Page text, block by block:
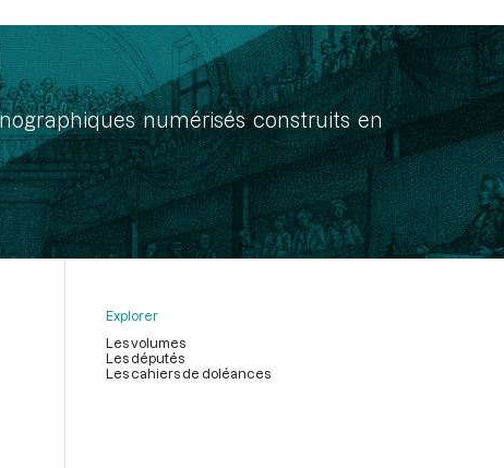
numérisés construits en
Explorer
Les volumes
Les députés
Les cahiers de doléances